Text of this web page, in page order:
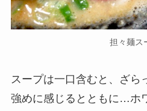
担々麺ス
スープは一口含むと、ざら
強めに感じるとともに…ホ